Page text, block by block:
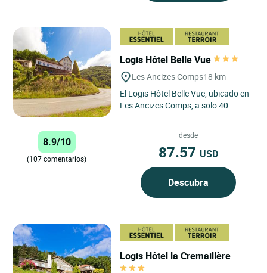
Logis Hôtel Belle Vue
Les Ancizes Comps18 km
El Logis Hôtel Belle Vue, ubicado en
Les Ancizes Comps, a solo 40
8.9/10
(107 comentarios)
desde
87.57 USD
Descubra
Logis Hôtel la Cremaillère